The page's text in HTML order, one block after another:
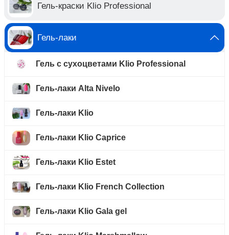
Гель-краски Klio Professional
Гель-лаки
Гель с сухоцветами Klio Professional
Гель-лаки Alta Nivelo
Гель-лаки Klio
Гель-лаки Klio Caprice
Гель-лаки Klio Estet
Гель-лаки Klio French Collection
Гель-лаки Klio Gala gel